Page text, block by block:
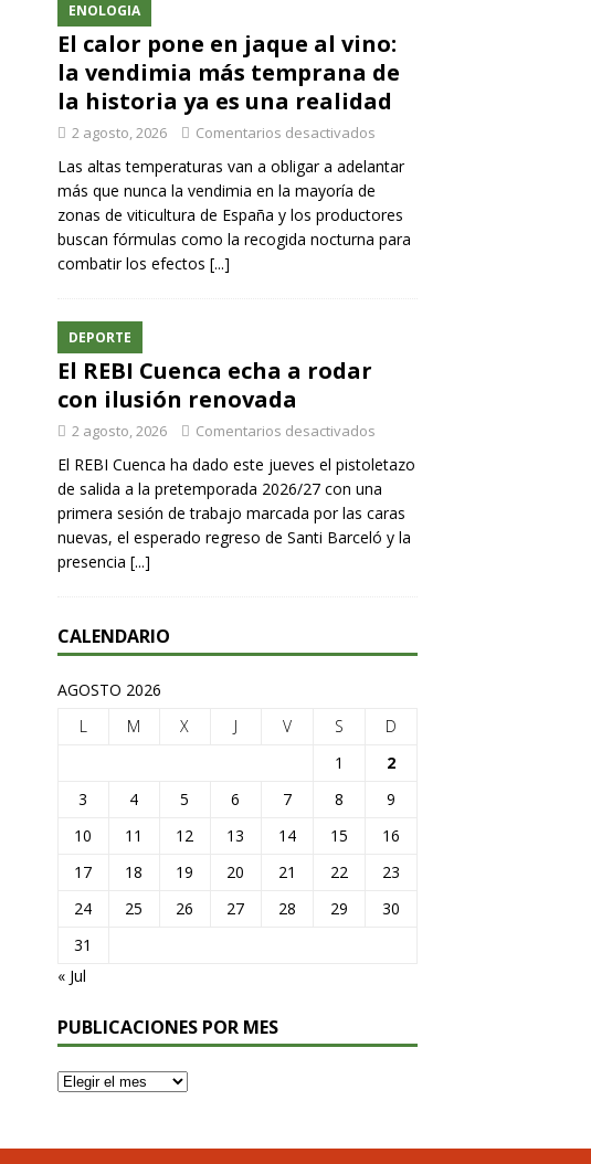
ENOLOGIA
El calor pone en jaque al vino:
la vendimia más temprana de
la historia ya es una realidad
2 agosto, 2026 Comentarios desactivados
Las altas temperaturas van a obligar a adelantar
más que nunca la vendimia en la mayoría de
zonas de viticultura de España y los productores
buscan fórmulas como la recogida nocturna para
combatir los efectos [...]
DEPORTE
El REBI Cuenca echa a rodar
con ilusión renovada
2 agosto, 2026 Comentarios desactivados
El REBI Cuenca ha dado este jueves el pistoletazo
de salida a la pretemporada 2026/27 con una
primera sesión de trabajo marcada por las caras
nuevas, el esperado regreso de Santi Barceló y la
presencia [...]
CALENDARIO
AGOSTO 2026
L
M X J V S
D
1
2
3
4 5 6 7 8
9
10
11 12 13 14 15
16
17
18 19 20 21 22
23
24
25 26 27 28 29
30
31
« Jul
PUBLICACIONES POR MES